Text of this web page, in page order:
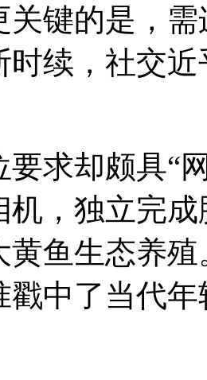
关键的是，
时续，社交
要求却颇具“
机，独立完
黄鱼生态养
戳中了当代